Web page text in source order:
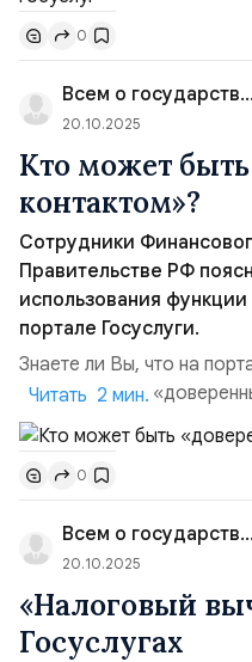
политических и
Согласно последнему
баллов из максимальных
остал...
0
Всем о государственном управле...
20.10.2025
Кто может
контактом»?
Сотрудники
Правительстве РФ
использования
портале Госуслуги.
Знаете ли Вы, что на
новая функция
нововведения
повышению безопасности
пользователя путем
уровня защиты при
восстановлении
функции пользователь
Читать 2 мин.
0
Всем о государственном управле...
20.10.2025
«Налоговый
Госуслугах